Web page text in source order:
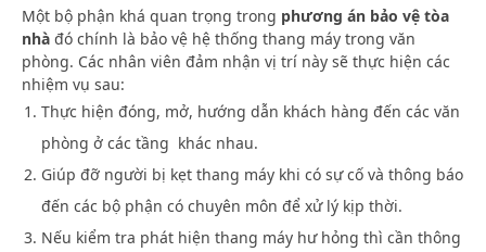
Một bộ phận khá quan trọng trong phương án bảo vệ tòa
nhà đó chính là bảo vệ hệ thống thang máy trong văn
phòng. Các nhân viên đảm nhận vị trí này sẽ thực hiện các
nhiệm vụ sau:
Thực hiện đóng, mở, hướng dẫn khách hàng đến các văn
phòng ở các tầng khác nhau.
Giúp đỡ người bị kẹt thang máy khi có sự cố và thông báo
đến các bộ phận có chuyên môn để xử lý kịp thời.
Nếu kiểm tra phát hiện thang máy hư hỏng thì cần thông